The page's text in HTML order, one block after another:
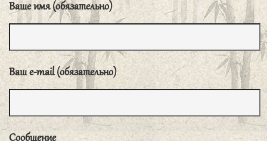
чтобы народ подчинялся?» Кун-цзы ответил: «Если
выдвигать справедливых людей и устранять
выдвигать несправедливых и устранять справедливых,
народ не будет подчиняться».
巷、人不堪其忧、回也不改其乐、贤哉回
也。«Какой достойный человек Хуэй! Живет в убогом
Ваш e-mail (обязательно)
Сообщение